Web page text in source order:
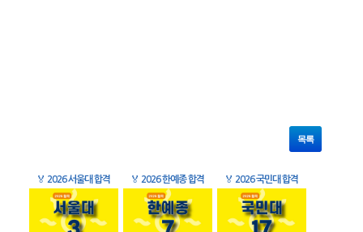
목록
🏅 2026 서울대 합격 🏅 2026 한예종 합격 🏅 2026 국민대 합격